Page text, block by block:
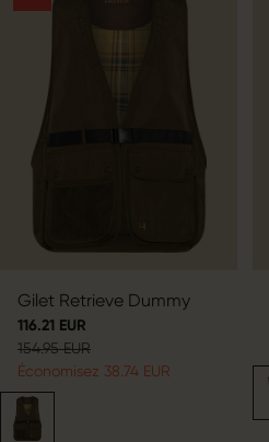
Gilet Retrieve Dummy
116.21 EUR
154.95 EUR
Économisez 38.74 EUR